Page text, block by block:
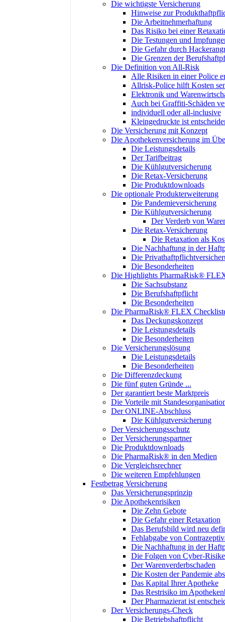
Die wichtigste Versicherung
Hinweise zur
Die Arbeitnehmerhaftung
Das Risiko bei einer
Die Testungen und
Die Gefahr durch
Die Grenzen der
Die Definition von All-Risk
Alle Risiken in einer Police
Allrisk-Police hilft Kosten
Elektronik und
Auch bei Graffiti-Schäden
individuell oder all-inclusive
Kleingedruckte ist
Die Versicherung mit Konzept
Die Apothekenversicherung im
Die Leistungsdetails
Der Tarifbeitrag
Die Kühlgutversicherung
Die Retax-Versicherung
Die Produktdownloads
Die optionale Produkterweiterung
Die Pandemieversicherung
Die Kühlgutversicherung
Der Verderb von
Die Retax-Versicherung
Die Retaxation als
Die Nachhaftung in der
Die
Die Besonderheiten
Die Highlights PharmaRisk®
Die Sachsubstanz
Die Berufshaftpflicht
Die Besonderheiten
Die PharmaRisk® FLEX
Das Deckungskonzept
Die Leistungsdetails
Die Besonderheiten
Die Versicherungslösung
Die Leistungsdetails
Die Besonderheiten
Die Differenzdeckung
Die fünf guten Gründe ...
Der garantiert beste Marktpreis
Die Vorteile mit
Der ONLINE-Abschluss
Die Kühlgutversicherung
Der Versicherungsschutz
Der Versicherungspartner
Die Produktdownloads
Die PharmaRisk® in den Medien
Die Vergleichsrechner
Die weiteren Empfehlungen
Festbetrag Versicherung
Das Versicherungsprinzip
Die Apothekenrisiken
Die Zehn Gebote
Die Gefahr einer Retaxation
Das Berufsbild wird neu
Fehlabgabe von
Die Nachhaftung in der
Die Folgen von Cyber-
Der Warenverderbschaden
Die Kosten der Pandemie
Das Kapital Ihrer Apotheke
Das Restrisiko im
Der Pharmazierat ist
Der Versicherungs-Check
Die Betriebshaftpflicht